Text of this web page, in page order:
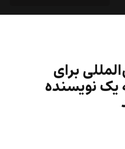
برای
یک نویسنده